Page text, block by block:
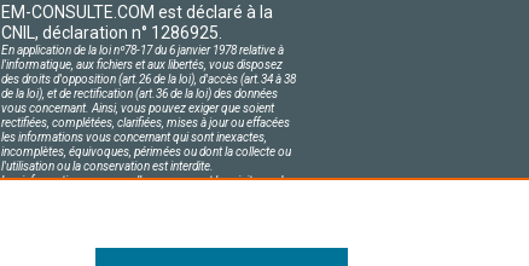
EM-CONSULTE.COM est déclaré à la
CNIL, déclaration n° 1286925.
En application de la loi nº78-17 du 6 janvier 1978 relative à
l'informatique, aux fichiers et aux libertés, vous disposez
des droits d'opposition (art.26 de la loi), d'accès (art.34 à 38
de la loi), et de rectification (art.36 de la loi) des données
vous concernant. Ainsi, vous pouvez exiger que soient
rectifiées, complétées, clarifiées, mises à jour ou effacées
les informations vous concernant qui sont inexactes,
incomplètes, équivoques, périmées ou dont la collecte ou
l'utilisation ou la conservation est interdite.
Les informations personnelles concernant les visiteurs de